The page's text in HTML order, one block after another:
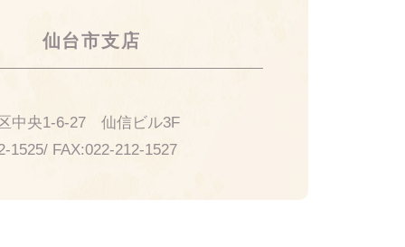
仙台市支店
中央1-6-27 仙信ビル3F
1525/ FAX:022-212-1527